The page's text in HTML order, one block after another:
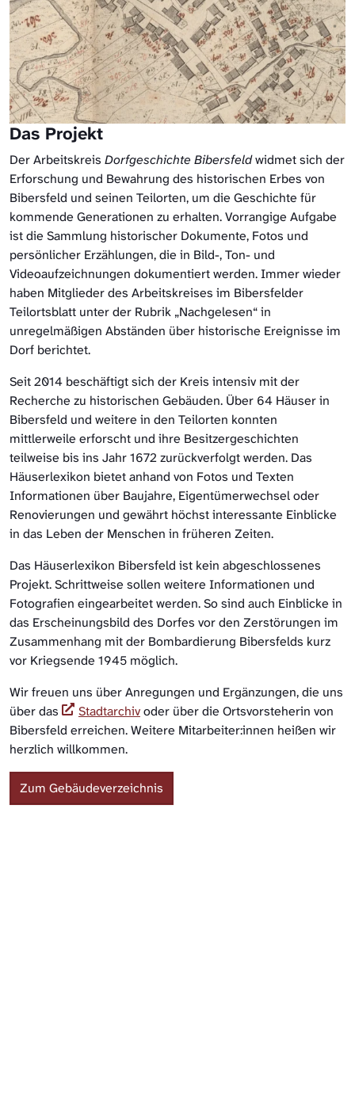
Das Projekt
Der Arbeitskreis Dorfgeschichte Bibersfeldwidmet sich der
Erforschung und Bewahrung des historischen Erbes von
Bibersfeld und seinen Teilorten, um die Geschichte für
kommende Generationen zu erhalten. Vorrangige Aufgabe
ist die Sammlung historischer Dokumente, Fotos und
persönlicher Erzählungen, die in Bild-, Ton- und
Videoaufzeichnungen dokumentiert werden. Immer wieder
haben Mitglieder des Arbeitskreises im Bibersfelder
Teilortsblatt unter der Rubrik „Nachgelesen“ in
unregelmäßigen Abständen über historische Ereignisse im
Dorf berichtet.
Seit 2014 beschäftigt sich der Kreis intensiv mit der
Recherche zu historischen Gebäuden. Über 64 Häuser in
Bibersfeld und weitere in den Teilorten konnten
mittlerweile erforscht und ihre Besitzergeschichten
teilweise bis ins Jahr 1672 zurückverfolgt werden. Das
Häuserlexikon bietet anhand von Fotos und Texten
Informationen über Baujahre, Eigentümerwechsel oder
Renovierungen und gewährt höchst interessante Einblicke
in das Leben der Menschen in früheren Zeiten.
Das Häuserlexikon Bibersfeld ist kein abgeschlossenes
Projekt. Schrittweise sollen weitere Informationen und
Fotografien eingearbeitet werden. So sind auch Einblicke in
das Erscheinungsbild des Dorfes vor den Zerstörungen im
Zusammenhang mit der Bombardierung Bibersfelds kurz
vor Kriegsende 1945 möglich.
Wir freuen uns über Anregungen und Ergänzungen, die uns
über das
Stadtarchivoder über die Ortsvorsteherin von
Bibersfeld erreichen. Weitere Mitarbeiter:innen heißen wir
herzlich willkommen.
Zum Gebäudeverzeichnis